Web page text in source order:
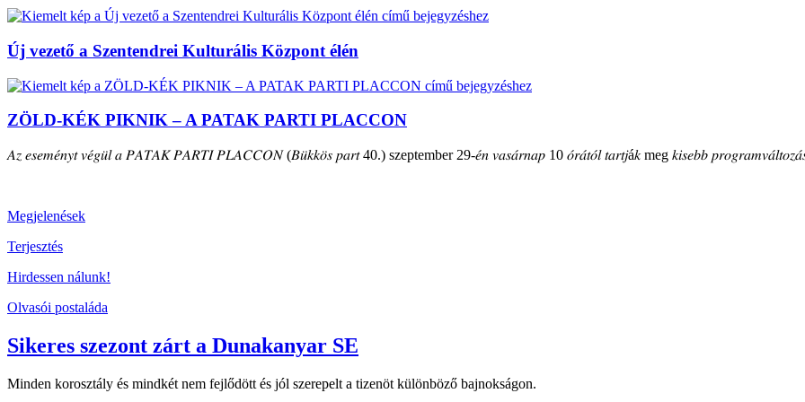
Új vezető a Szentendrei Kulturális Központ élén
ZÖLD-KÉK PIKNIK – A PATAK PARTI PLACCON
𝐴𝑧 𝑒𝑠𝑒𝑚𝑒́𝑛𝑦𝑡 𝑣𝑒́𝑔𝑢̈𝑙 𝑎 𝑃𝐴𝑇𝐴𝐾 𝑃𝐴𝑅𝑇𝐼 𝑃𝐿𝐴𝐶𝐶𝑂𝑁 (𝐵𝑢̈𝑘𝑘𝑜̈𝑠 𝑝𝑎𝑟𝑡 40.) szeptember 29-𝑒́𝑛 𝑣𝑎𝑠𝑎́𝑟𝑛𝑎𝑝 10 𝑜́𝑟𝑎́𝑡𝑜́𝑙 𝑡𝑎𝑟𝑡𝑗á𝑘 meg 𝑘𝑖𝑠𝑒𝑏𝑏
Megjelenések
Terjesztés
Hirdessen nálunk!
Olvasói postaláda
Sikeres szezont zárt a Dunakanyar SE
Minden korosztály és mindkét nem fejlődött és jól szerepelt a tizenöt különböző bajnokságon.